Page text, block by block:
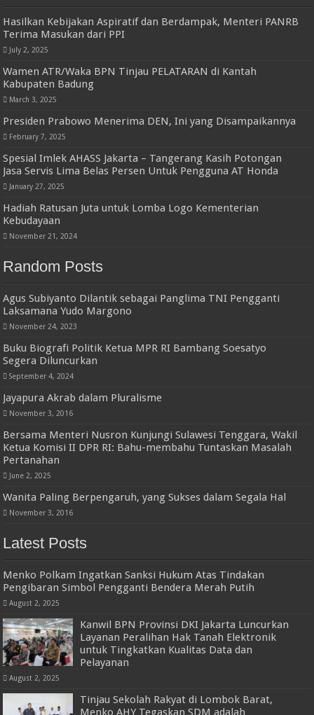
Hasilkan Kebijakan Aspiratif dan Berdampak, Menteri PANRB
Terima Masukan dari PPI
July 2, 2025
Wamen ATR/Waka BPN Tinjau PELATARAN di Kantah
Kabupaten Badung
March 3, 2025
Presiden Prabowo Menerima DEN, Ini yang Disampaikannya
February 7, 2025
Spesial Imlek AHASS Jakarta – Tangerang Kasih Potongan
Jasa Servis Lima Belas Persen Untuk Pengguna AT Honda
January 27, 2025
Hadiah Ratusan Juta untuk Lomba Logo Kementerian
Kebudayaan
November 21, 2024
Random Posts
Agus Subiyanto Dilantik sebagai Panglima TNI Pengganti
Laksamana Yudo Margono
November 24, 2023
Buku Biografi Politik Ketua MPR RI Bambang Soesatyo
Segera Diluncurkan
September 4, 2024
Jayapura Akrab dalam Pluralisme
November 3, 2016
Bersama Menteri Nusron Kunjungi Sulawesi Tenggara, Wakil
Ketua Komisi II DPR RI: Bahu-membahu Tuntaskan Masalah
Pertanahan
June 2, 2025
Wanita Paling Berpengaruh, yang Sukses dalam Segala Hal
November 3, 2016
Latest Posts
Menko Polkam Ingatkan Sanksi Hukum Atas Tindakan
Pengibaran Simbol Pengganti Bendera Merah Putih
August 2, 2025
Kanwil BPN Provinsi DKI Jakarta Luncurkan
Layanan Peralihan Hak Tanah Elektronik
untuk Tingkatkan Kualitas Data dan
Pelayanan
August 2, 2025
Tinjau Sekolah Rakyat di Lombok Barat,
Menko AHY Tegaskan SDM adalah